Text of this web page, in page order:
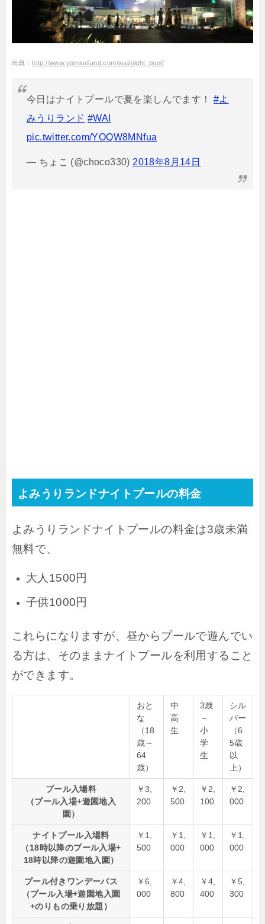
出典：http://www.yomiuriland.com/wai/night_pool/
今日はナイトプールで夏を楽しんでます！ #よ
みうりランド #WAI
pic.twitter.com/YOQW8MNfua
— ちょこ (@choco330) 2018年8月14日
よみうりランドナイトプールの料金
よみうりランドナイトプールの料金は3歳未満
無料で、
大人1500円
子供1000円
これらになりますが、昼からプールで遊んでい
る方は、そのままナイトプールを利用すること
ができます。
おと
な
（18
歳～
64
歳）
中
高
生
3歳
～
小
学
生
シル
バー
（6
5歳
以
上）
プール入場料
（プール入場+遊園地入
園）
￥3,
200
￥2,
500
￥2,
100
￥2,
000
ナイトプール入場料
（18時以降のプール入場+
18時以降の遊園地入園）
￥1,
500
￥1,
000
￥1,
000
￥1,
000
プール付きワンデーパス
（プール入場+遊園地入園
+のりもの乗り放題）
￥6,
000
￥4,
800
￥4,
400
￥5,
300